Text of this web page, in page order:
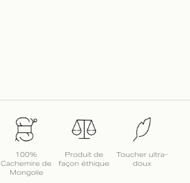
100%
Cachemire de
Mongolie
Produit de
façon éthique
Toucher ultra-
doux